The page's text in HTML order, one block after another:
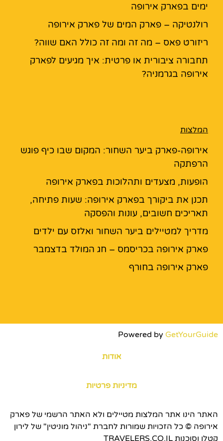
ימים בפארק אירופה
רולנטיקה – פארק המים של פארק אירופה
ריזורט פאס – מה זה ומה זה כולל האם שווה?
תחבורה ציבורית או פרטית: איך מגיעים לפארק
אירופה בגרמניה?
המלצות
אירופה-פארק ביער השחור: המקום שבו כיף פוגש
הרפתקה
הופעות, מצעדים ותהלוכות בפארק אירופה
תכנן את ביקורך בפארק אירופה: שעות פתיחה,
תאריכים חשובים, עונות והפסקה
מדריך למטיילים ביער השחור ואלזס עם ילדים
פארק אירופה בכריסמס – חג המולד בדצמבר
פארק אירופה בחורף
Powered by GetYourGuide
אודות
מדיניות פרטיות
האתר הינו אתר המלצות מטיילים ולא האתר הרשמי של פארק
אירופה © כל הזכויות שמורות לחברת "ניהול מוניטין" של לירון
קטלן וסוכנות TRAVELERS.CO.IL